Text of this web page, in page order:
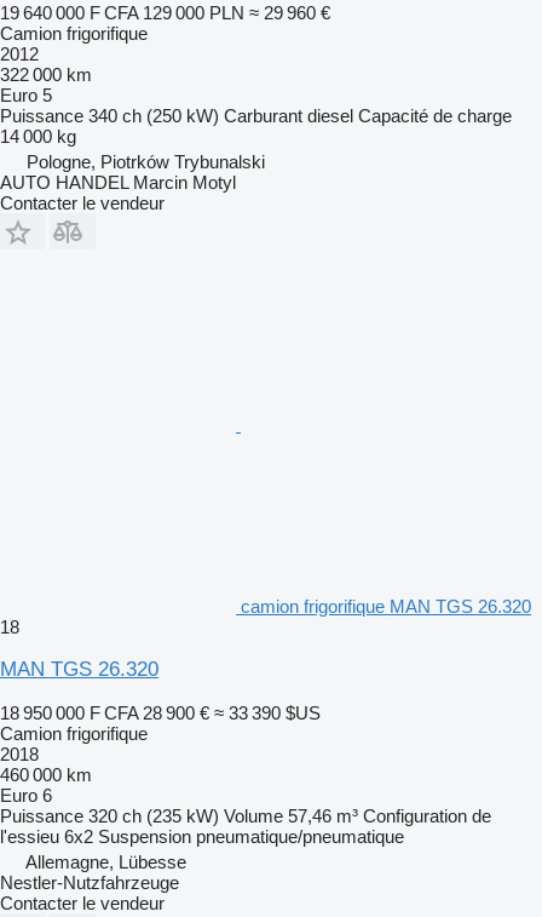
19 640 000 F CFA 129 000 PLN ≈ 29 960 €
Camion frigorifique
2012
322 000 km
Euro 5
Puissance 340 ch (250 kW) Carburant diesel Capacité de charge
14 000 kg
Pologne, Piotrków Trybunalski
AUTO HANDEL Marcin Motyl
Contacter le vendeur
camion frigorifique MAN TGS 26.320
18
MAN TGS 26.320
18 950 000 F CFA 28 900 € ≈ 33 390 $US
Camion frigorifique
2018
460 000 km
Euro 6
Puissance 320 ch (235 kW) Volume 57,46 m³ Configuration de
l'essieu 6x2 Suspension pneumatique/pneumatique
Allemagne, Lübesse
Nestler-Nutzfahrzeuge
Contacter le vendeur